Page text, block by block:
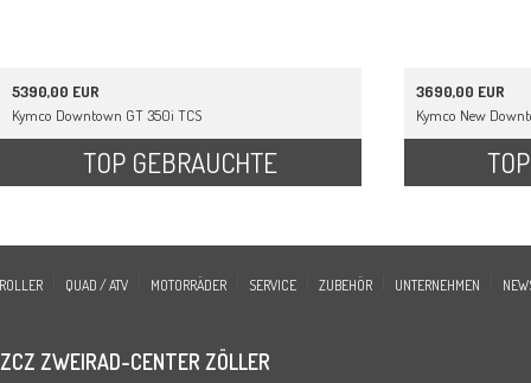
5390,00 EUR
Kymco Downtown GT 350i TCS
TOP GEBRAUCHTE
3690,00 EUR
Kymco New
ROLLER QUAD / ATV MOTORRÄDER SERVICE ZUBEHÖR UNTERNEHMEN
ZCZ ZWEIRAD-CENTER ZÖLLER